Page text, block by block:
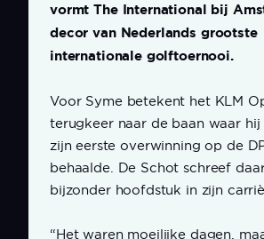
vormt The International bij
decor van Nederlands grootste
internationale golftoernooi.
Voor Syme betekent het KLM
terugkeer naar de baan waar
zijn eerste overwinning op de
behaalde. De Schot schreef
bijzonder hoofdstuk in zijn
“Het waren moeilijke dagen,